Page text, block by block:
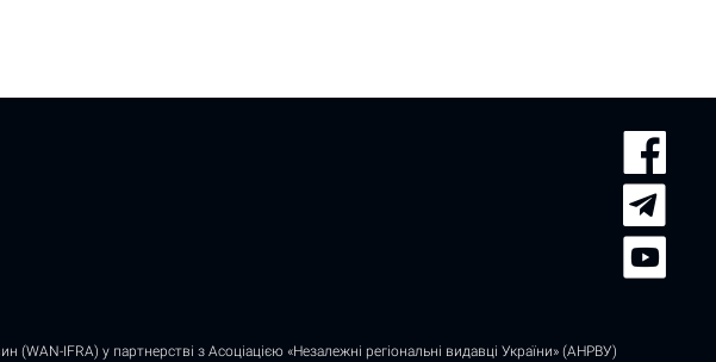
IFRA) у партнерстві з Асоціацією «Незалежні регіональні видавці України» (АНРВУ)